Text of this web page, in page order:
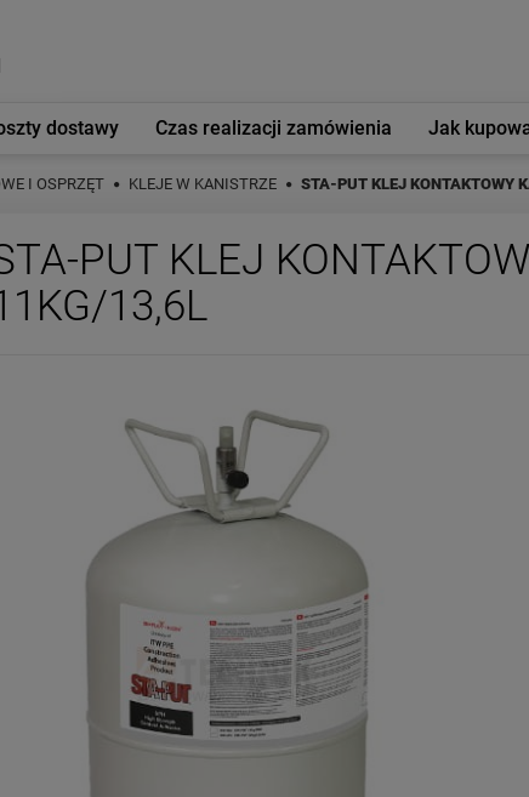
dostawy Czas realizacji zamówienia Jak
I OSPRZĘT KLEJE W KANISTRZE STA-PUT KLEJ KONTAKTOWY
PUT KLEJ
13,6L